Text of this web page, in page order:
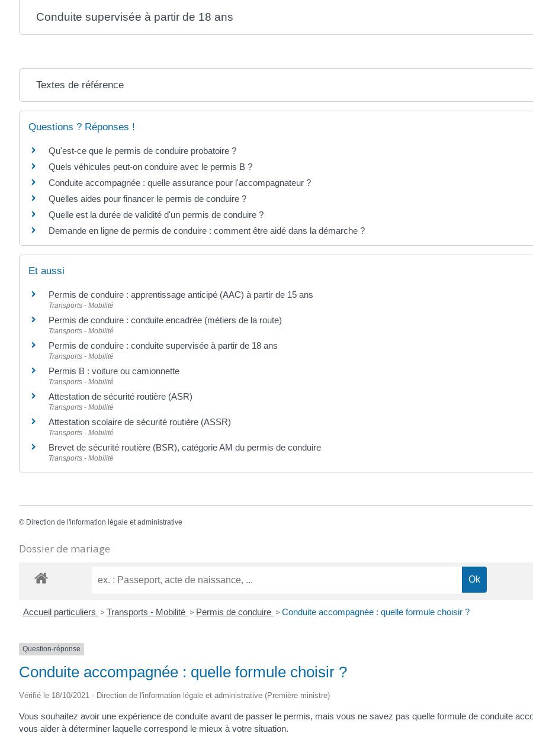
Conduite supervisée à partir de 18 ans
Textes de référence
Questions ? Réponses !
Qu'est-ce que le permis de conduire probatoire ?
Quels véhicules peut-on conduire avec le permis B ?
Conduite accompagnée : quelle assurance pour l'accompagnateur ?
Quelles aides pour financer le permis de conduire ?
Quelle est la durée de validité d'un permis de conduire ?
Demande en ligne de permis de conduire : comment être aidé dans la démarche ?
Et aussi
Permis de conduire : apprentissage anticipé (AAC) à partir de 15 ans
Transports - Mobilité
Permis de conduire : conduite encadrée (métiers de la route)
Transports - Mobilité
Permis de conduire : conduite supervisée à partir de 18 ans
Transports - Mobilité
Permis B : voiture ou camionnette
Transports - Mobilité
Attestation de sécurité routière (ASR)
Transports - Mobilité
Attestation scolaire de sécurité routière (ASSR)
Transports - Mobilité
Brevet de sécurité routière (BSR), catégorie AM du permis de conduire
Transports - Mobilité
© Direction de l'information légale et administrative
Dossier de mariage
Accueil particuliers > Transports - Mobilité > Permis de conduire > Conduite accompagnée : quelle formule choisir ?
Question-réponse
Conduite accompagnée : quelle formule choisir ?
Vérifié le 18/10/2021 - Direction de l'information légale et administrative (Première ministre)
Vous souhaitez avoir une expérience de conduite avant de passer le permis, mais vous ne savez pas quelle formule de conduite
vous aider à déterminer laquelle correspond le mieux à votre situation.